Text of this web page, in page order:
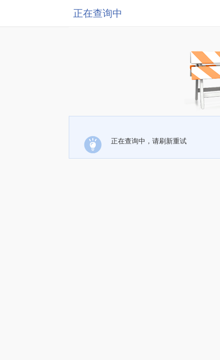
正在查询中
正在查询中，请刷新重试